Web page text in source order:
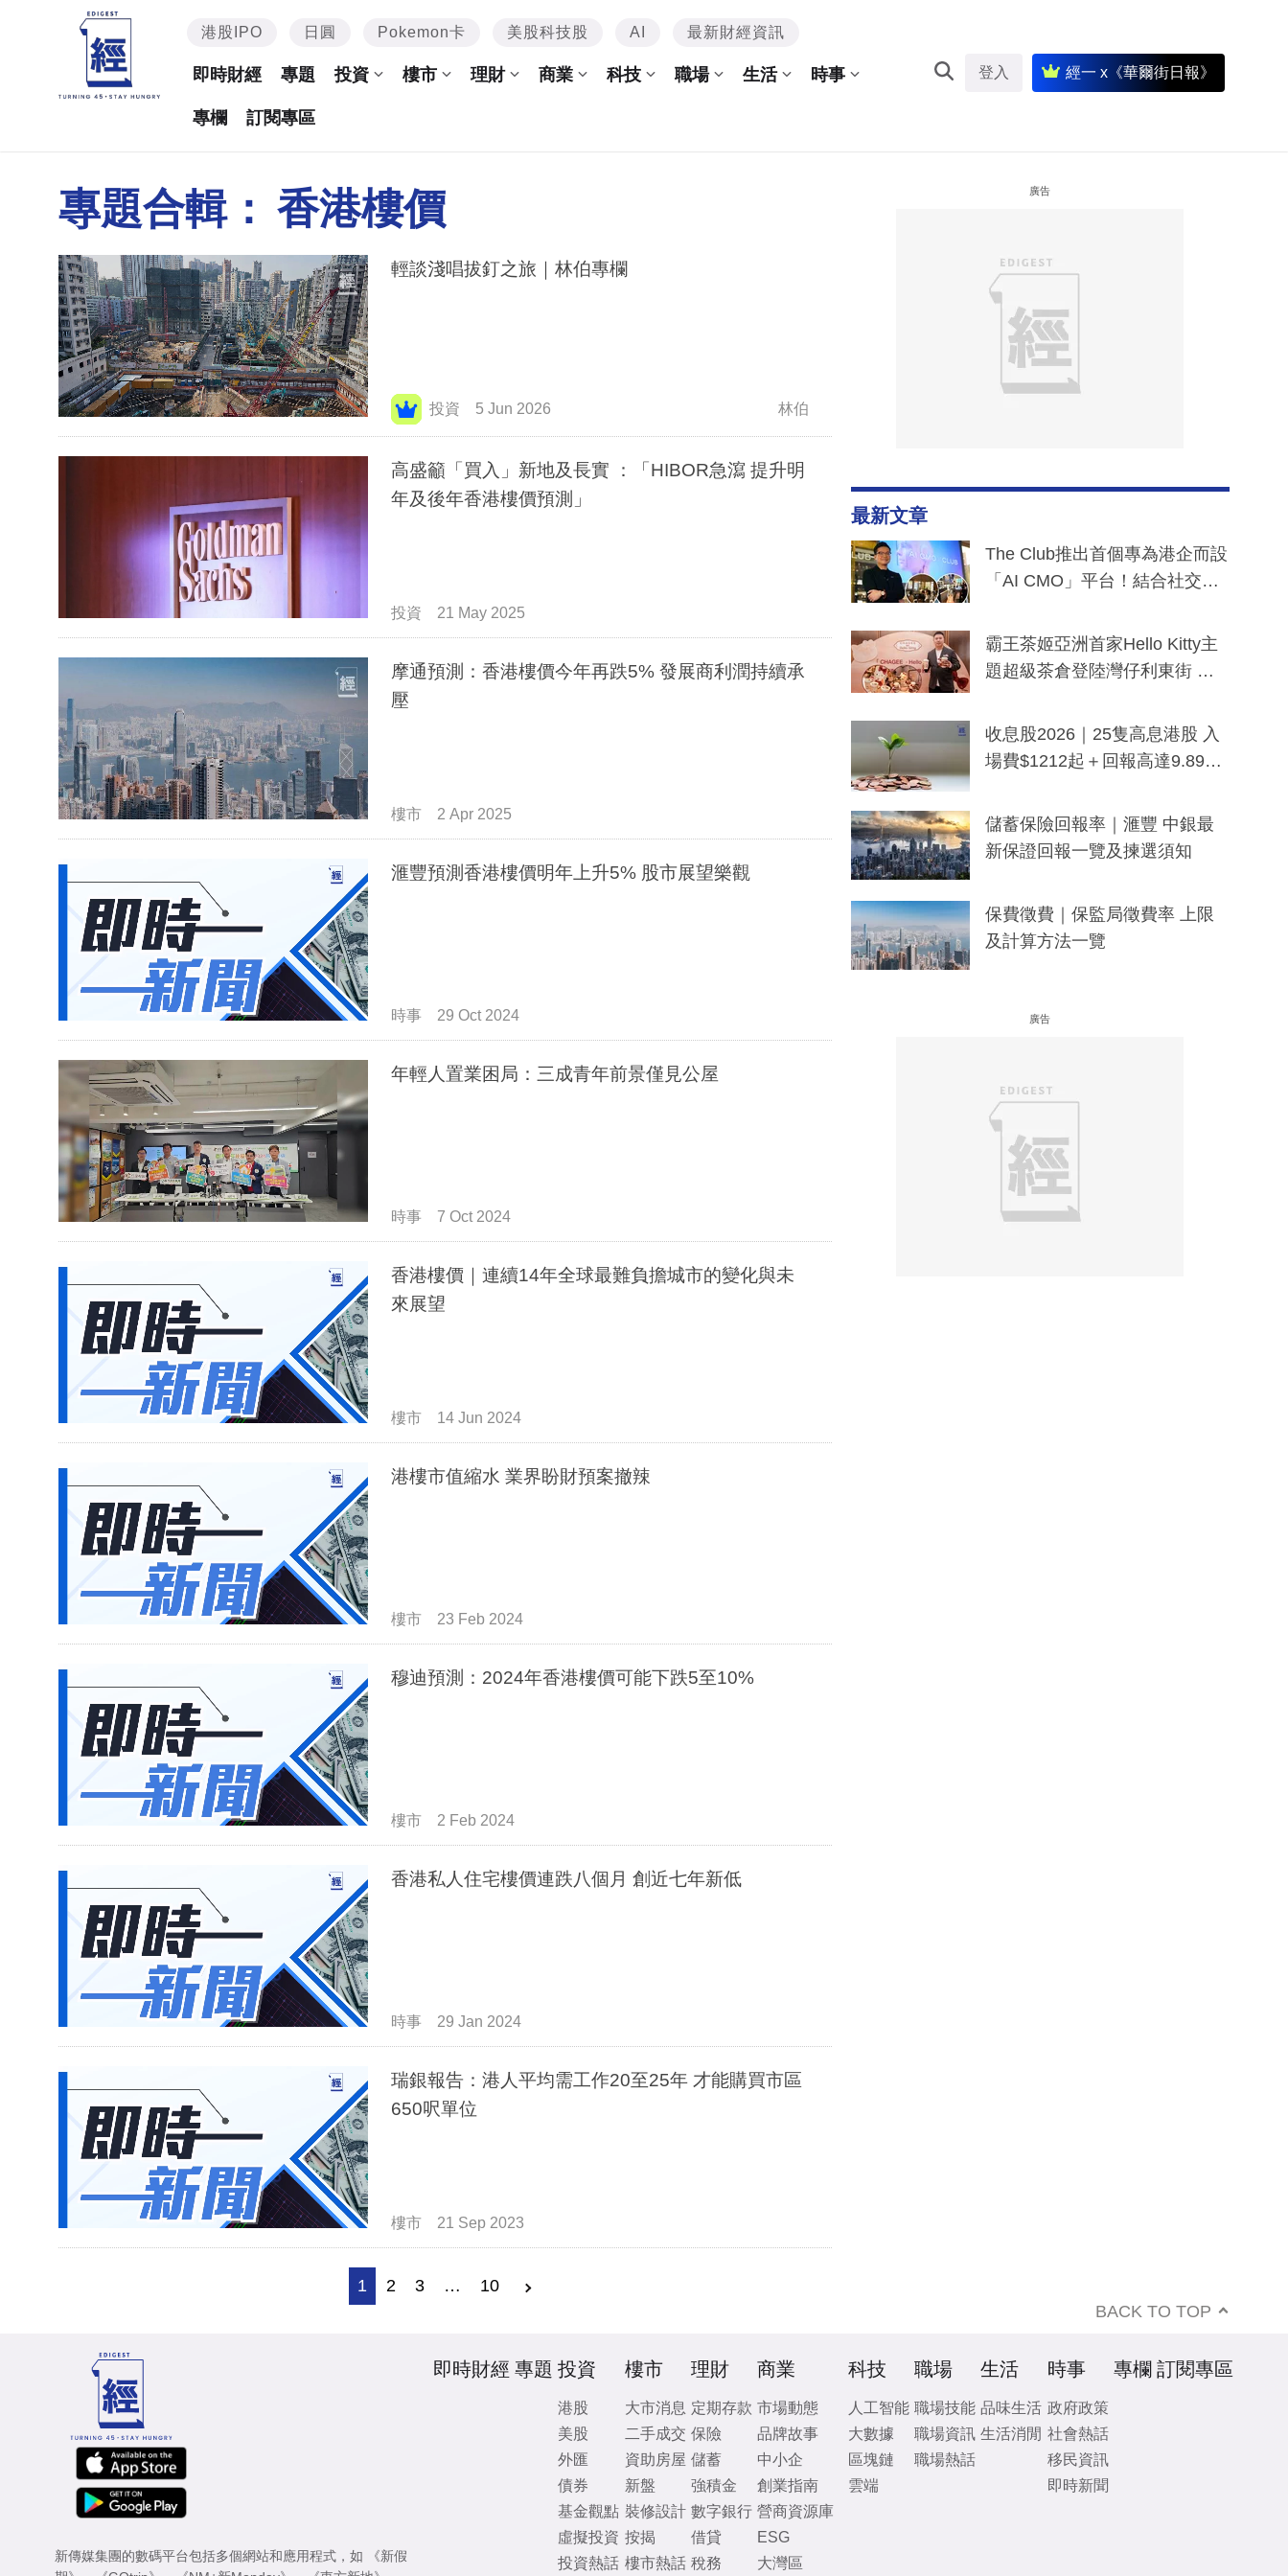
港股IPO 日圓 Pokemon卡 美股科技股 AI 最新財經資訊
即時財經 專題 投資 樓市 理財 商業 科技 職場 生活 時事
專欄 訂閱專區
登入 經一 x《華爾街日報》
專題合輯： 香港樓價
輕談淺唱拔釘之旅｜林伯專欄
投資 5 Jun 2026 林伯
高盛籲「買入」新地及長實 ：「HIBOR急瀉 提升明
年及後年香港樓價預測」
投資 21 May 2025
摩通預測：香港樓價今年再跌5% 發展商利潤持續承
壓
樓市 2 Apr 2025
滙豐預測香港樓價明年上升5% 股市展望樂觀
時事 29 Oct 2024
年輕人置業困局：三成青年前景僅見公屋
時事 7 Oct 2024
香港樓價｜連續14年全球最難負擔城市的變化與未
來展望
樓市 14 Jun 2024
港樓市值縮水 業界盼財預案撤辣
樓市 23 Feb 2024
穆迪預測：2024年香港樓價可能下跌5至10%
樓市 2 Feb 2024
香港私人住宅樓價連跌八個月 創近七年新低
時事 29 Jan 2024
瑞銀報告：港人平均需工作20至25年 才能購買市區
650呎單位
樓市 21 Sep 2023
1 2 3 … 10
廣告
最新文章
The Club推出首個專為港企而設
「AI CMO」平台！結合社交聆
分鐘生成「貼地」宣傳短片
霸王茶姬亞洲首家Hello Kitty主
題超級茶倉登陸灣仔利東街 推
y及香港限定特調系列
收息股2026｜25隻高息港股 入
場費$1212起＋回報高達9.89
儲蓄保險回報率｜滙豐 中銀最
新保證回報一覽及揀選須知
保費徵費｜保監局徵費率 上限
及計算方法一覽
廣告
BACK TO TOP
新傳媒集團的數碼平台包括多個網站和應用程式，如
《新假
即時財經 專題 投資
港股
美股
外匯
債券
基金觀點
虛擬投資
投資熱話
樓市
大市消息
二手成交
資助房屋
新盤
裝修設計
按揭
樓市熱話
理財
定期存款
保險
儲蓄
強積金
數字銀行
借貸
稅務
商業
市場動態
品牌故事
中小企
創業指南
營商資源庫
ESG
大灣區
科技
人工智能
大數據
區塊鏈
雲端
職場
職場技能
職場資訊
職場熱話
生活
品味生活
生活消閒
時事
政府政策
社會熱話
移民資訊
即時新聞
專欄 訂閱專區